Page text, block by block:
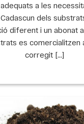
a les
dels
diferent i un abonat
es comercialitzen
corregit […]